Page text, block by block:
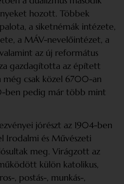
hozott. Többek
a siketnémák intézete,
a MÁV-nevelőintézet, a
az új református
gazdagította az épített
még csak közel 6700-an
ben pedig már több mint
jórészt az 1904-ben
Irodalmi és Művészeti
meg. Virágzott az
külön katolikus,
, postás-, munkás-,